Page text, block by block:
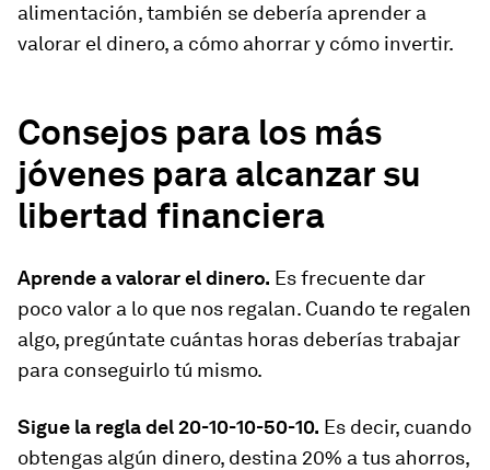
alimentación, también se debería aprender a
valorar el dinero, a cómo ahorrar y cómo invertir.
Consejos para los más
jóvenes para alcanzar su
libertad financiera
Aprende a valorar el dinero. Es frecuente dar
poco valor a lo que nos regalan. Cuando te regalen
algo, pregúntate cuántas horas deberías trabajar
para conseguirlo tú mismo.
Sigue la regla del 20-10-10-50-10. Es decir, cuando
obtengas algún dinero, destina 20% a tus ahorros,